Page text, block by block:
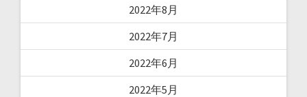
2022年8月
2022年7月
2022年6月
2022年5月